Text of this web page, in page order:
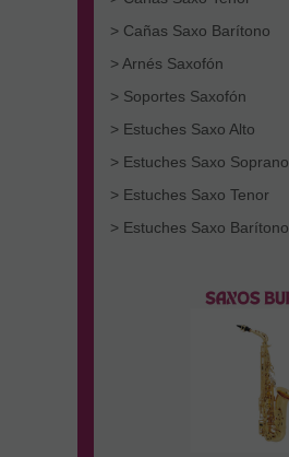
> Cañas Saxo Barítono
> Arnés Saxofón
> Soportes Saxofón
> Estuches Saxo Alto
> Estuches Saxo Soprano
> Estuches Saxo Tenor
> Estuches Saxo Barítono